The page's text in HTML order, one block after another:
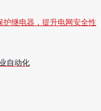
继电器，提升电网安全性
自动化